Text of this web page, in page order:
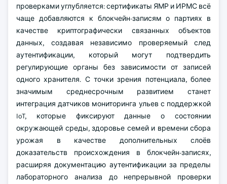
проверками углубляется: сертификаты ЯМР и ИРМС всё
чаще добавляются к блокчейн-записям о партиях в
качестве криптографически связанных объектов
данных, создавая независимо проверяемый след
аутентификации, который могут подтвердить
регулирующие органы без зависимости от записей
одного хранителя. С точки зрения потенциала, более
значимым среднесрочным развитием станет
интеграция датчиков мониторинга ульев с поддержкой
IoT, которые фиксируют данные о состоянии
окружающей среды, здоровье семей и времени сбора
урожая в качестве дополнительных слоёв
доказательств происхождения в блокчейн-записях,
расширяя документацию аутентификации за пределы
лабораторного анализа до непрерывной проверки